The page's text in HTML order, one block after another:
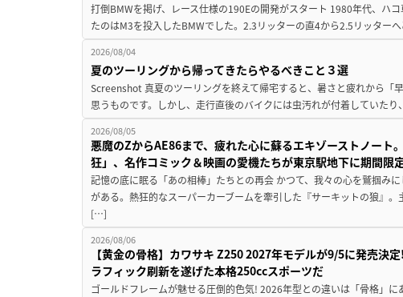
打倒BMWを掲げ、レース仕様の190Eの開発がスタート 1980年代、ハ
たのはM3を投入したBMWでした。2.3リッターの直4から2.5リッター
2026/08/04
夏のツーリングから帰ってきたらやるべきこと３選
Screenshot 真夏のツーリングを終えて帰宅すると、暑さと疲れから「
思うものです。しかし、走行直後のバイクには虫汚れが付着していた
2026/08/05
悪魔のZからAE86まで、疲れた心に蘇るエキゾーストノート
狂」、名作コミック＆映画の愛機たちが東京駅地下に期間限
記憶の底に眠る「あの相棒」たちとの再会 かつて、我々の心を鷲掴み
がある。熱狂的なスーパーカーブームを牽引した『サーキットの狼』
[…]
2026/08/06
【黄金の骨格】カワサキ Z250 2027年モデルが9/5に発売決
ラフィック刷新を遂げた本格250ccスポーツだ
ゴールドフレームが魅せる圧倒的色気! 2026年型との違いは「骨格」